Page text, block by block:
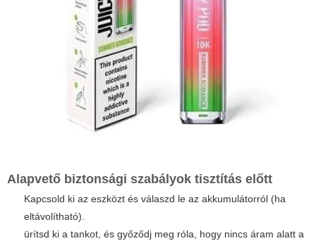
Alapvető biztonsági szabályok tisztítás előtt
Kapcsold ki az eszközt és válaszd le az akkumulátorról (ha
eltávolítható).
ürítsd ki a tankot, és győződj meg róla, hogy nincs áram alatt a